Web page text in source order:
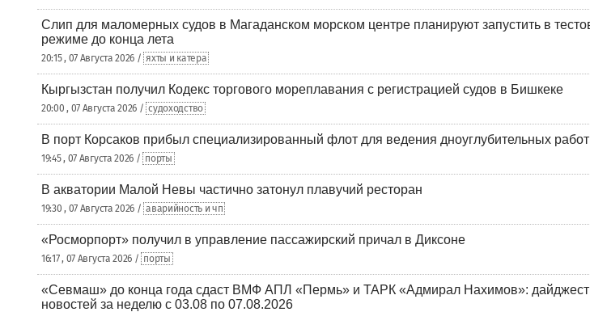
Слип для маломерных судов в Магаданском морском центре планируют запустить в
режиме до конца лета
20:15 , 07 Августа 2026 / яхты и катера
Кыргызстан получил Кодекс торгового мореплавания с регистрацией судов в Бишкеке
20:00 , 07 Августа 2026 / судоходство
В порт Корсаков прибыл специализированный флот для ведения дноуглубительных работ
19:45 , 07 Августа 2026 / порты
В акватории Малой Невы частично затонул плавучий ресторан
19:30 , 07 Августа 2026 / аварийность и чп
«Росморпорт» получил в управление пассажирский причал в Диксоне
16:17 , 07 Августа 2026 / порты
«Севмаш» до конца года сдаст ВМФ АПЛ «Пермь» и ТАРК «Адмирал Нахимов»: дайджест
новостей за неделю с 03.08 по 07.08.2026